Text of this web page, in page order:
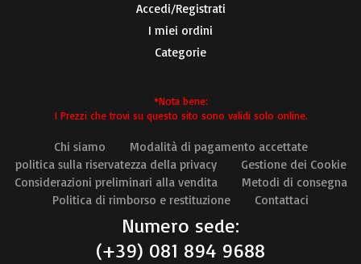
Accedi/Registrati
I miei ordini
Categorie
*Nota bene:
I Prezzi che trovi su questo sito sono validi solo online.
Chi siamo
Modalità di pagamento accettate
politica sulla riservatezza della privacy
Gestione dei Cookie
Considerazioni preliminari alla vendita
Metodi di consegna
Politica di rimborso e restituzione
Contattaci
Numero sede:
(+39) 081 894 9688